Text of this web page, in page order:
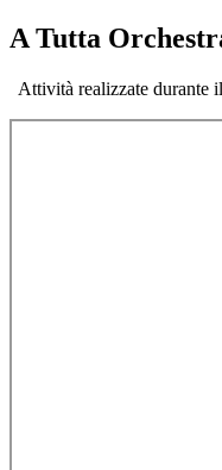
A Tutta
Attività realizzate durante